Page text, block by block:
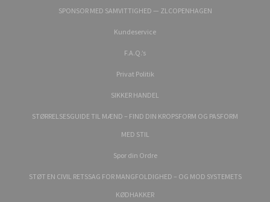
SPONSOR MED SAMVITTIGHED — ZLCOPENHAGEN
Kundeservice
F.A.Q.’s
Privat Politik
SIKKER HANDEL
STØRRELSESGUIDE TIL MÆND – FIND DIN KROPSFORM OG PASFORM
MED STIL
Spor din Ordre
STØT EN CIVIL RETSSAG FOR MANGFOLDIGHED – OG MOD SYSTEMETS
KØDHAKKER